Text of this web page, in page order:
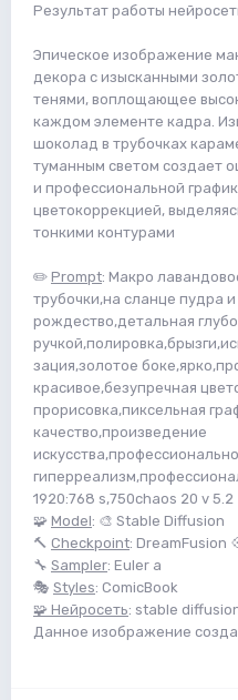
Результат работы
Эпическое изображение
декора с изысканными
тенями, воплощающее
каждом элементе кадра.
шоколад в трубочках
туманным светом создает
и профессиональной
цветокоррекцией,
тонкими контурами
✏️ Prompt: Макро
трубочки,на сланце пудра
рождество,детальная
зация,золотое
красивое,безупречная
прорисовка,пиксельная
качество,произведение
1920:768 s,750chaos 20 v 5.2
🧩 Model: 🎨 Stable Diffusion
🔨 Checkpoint: DreamFusion
🔧 Sampler: Euler a
🎭 Styles: ComicBook
🧩 Нейросеть: stable
Данное изображение